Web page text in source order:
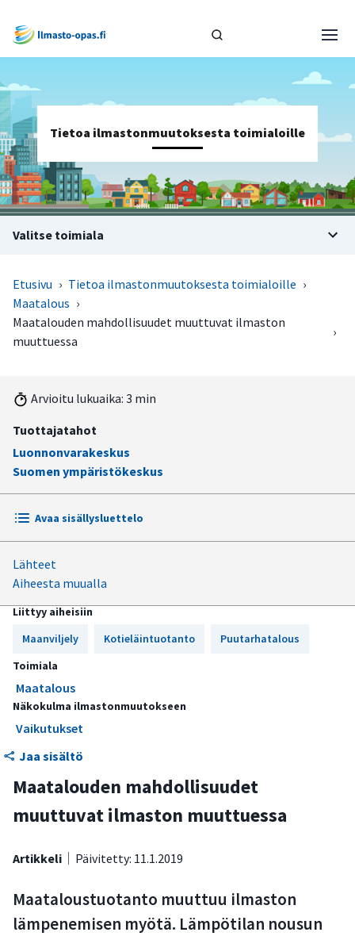
Tietoa ilmastonmuutoksesta toimialoille
Valitse toimiala
Etusivu › Tietoa ilmastonmuutoksesta toimialoille ›
Maatalous ›
Maatalouden mahdollisuudet muuttuvat ilmaston
muuttuessa
›
Arvioitu lukuaika: 3 min
Tuottajatahot
Luonnonvarakeskus
Suomen ympäristökeskus
Avaa sisällysluettelo
Ilmastonmuutoksesta on maataloudelle sekä hyötyä että
haittaa
Suomen maataloustuotanto voi kasvaa, jos muutoksiin
varaudutaan
Lähteet
Aiheesta muualla
Liittyy aiheisiin
Maanviljely
Kotieläintuotanto
Puutarhatalous
Toimiala
Maatalous
Näkokulma ilmastonmuutokseen
Vaikutukset
Jaa sisältö
Maatalouden mahdollisuudet
muuttuvat ilmaston muuttuessa
Artikkeli Päivitetty: 11.1.2019
Maataloustuotanto muuttuu ilmaston
lämpenemisen myötä. Lämpötilan nousun